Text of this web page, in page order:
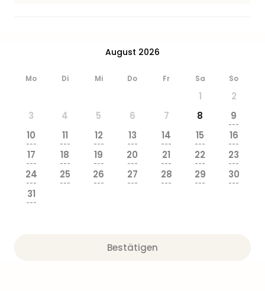
August 2026
Mo Di Mi Do Fr Sa So
1
2
3
4 5 6 7 8 9
---
10
---
11
---
12
---
13
---
14
---
15
---
16
---
17
---
18
---
19
---
20
---
21
---
22
---
23
---
24
---
25
---
26
---
27
---
28
---
29
---
30
---
31
---
Bestätigen